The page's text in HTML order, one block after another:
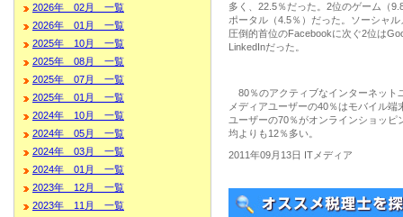
2026年 02月 一覧
2026年 01月 一覧
2025年 10月 一覧
2025年 08月 一覧
2025年 07月 一覧
2025年 01月 一覧
2024年 10月 一覧
2024年 05月 一覧
2024年 03月 一覧
2024年 01月 一覧
2023年 12月 一覧
2023年 11月 一覧
多く、22.5％だった。2位のゲーム（
ポータル（4.5％）だった。ソーシャ
圧倒的首位のFacebookに次ぐ2位は
LinkedInだった。
80％のアクティブなインターネット
メディアユーザーの40％はモバイル
ユーザーの70％がオンラインショッ
均よりも12％多い。
2011年09月13日 ITメディア